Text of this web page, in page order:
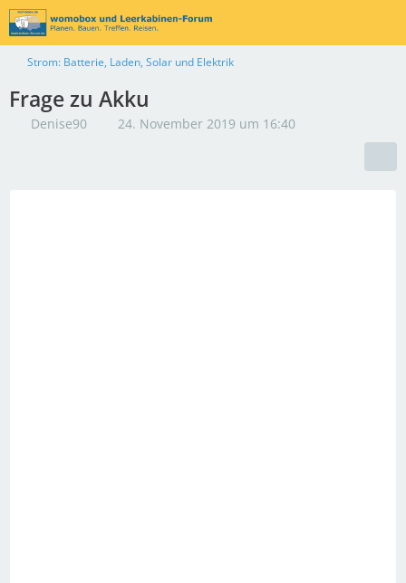
Strom: Batterie, Laden, Solar und Elektrik
Frage zu Akku
Denise90 24. November 2019 um 16:40